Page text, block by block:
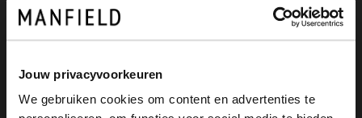
Jouw privacyvoorkeuren
We gebruiken cookies om content en advertenties te